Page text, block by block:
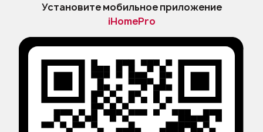
Установите мобильное приложение
iHomePro